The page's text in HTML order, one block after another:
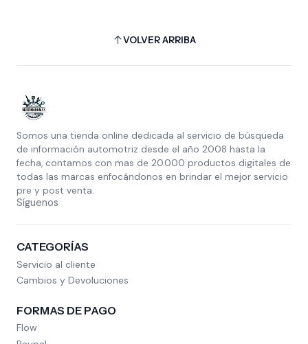
VOLVER ARRIBA
Somos una tienda online dedicada al servicio de búsqueda
de información automotriz desde el año 2008 hasta la
fecha, contamos con mas de 20.000 productos digitales de
todas las marcas enfocándonos en brindar el mejor servicio
pre y post venta.
Síguenos
CATEGORÍAS
Servicio al cliente
Cambios y Devoluciones
FORMAS DE PAGO
Flow